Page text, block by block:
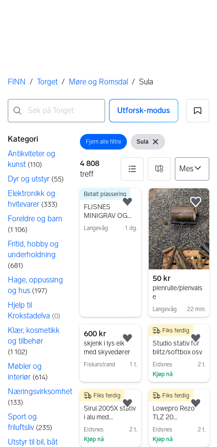
Her er du
FINN / Torget / Møre og Romsdal / Sula
Utforsk-modus
Filtre
Kategori
Antikviteter og
kunst (110)
Dyr og utstyr (55)
Elektronikk og
hvitevarer (333)
Foreldre og barn
(1 106)
Fritid, hobby og
underholdning
(681)
Hage, oppussing
og hus (197)
Hjelp til
Krokstadelva (0)
Klær, kosmetikk
og tilbehør
(1 102)
Møbler og
interiør (614)
Næringsvirksomhet
(133)
Sport og
friluftsliv (235)
Utstyr til bil, båt
Åpne filter
Fjern alle filtre Vis filter
Sula
Fjern filter
4 808
treff
4808 resultater
1 234 kr
FLISNES
MINIGRAV OG
FJELLSPLITT
Langevåg 1 dg.
Betalt plassering
Legg til som favoritt.
50 kr
plenrulle/plenvals
e
Langevåg 22 min.
600 kr
skjenk i lys eik
med skyvedører
Fiskarstrand 1 t.
Legg til som favoritt.
290 kr
Studio stativ for
blitz/softbox osv
Eidsnes
2 t.
Kjøp nå
Fiks ferdig
490 kr
Sirui 2005X stativ
i alu med
innebygde spikes
Eidsnes
2 t.
Kjøp nå
Fiks ferdig
Legg til som favoritt.
290 kr
Lowepro Rezo
TLZ 20
kameraveske
Eidsnes
2 t.
Kjøp nå
Fiks ferdig